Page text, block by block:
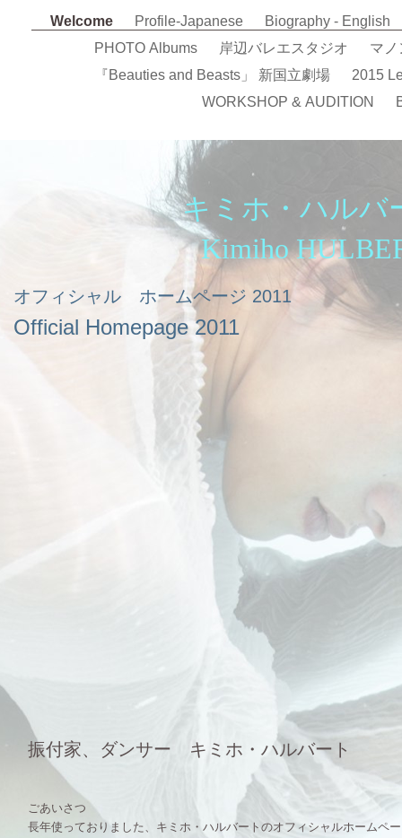
Welcome Profile-Japanese
Biography - English
PHOTO Albums
岸辺バレエスタジオ
マノ
『Beauties and Beasts」 新国立劇場
2015
WORKSHOP & AUDITION
キミホ・ハルバ
Kimiho
オフィシャル ホームページ 2011
Official Homepage 2011
ごあいさつ
長年使っておりました、キミホ・ハルバートのオフィシャルホームペ
振付家、ダンサー キミホ・ハルバート